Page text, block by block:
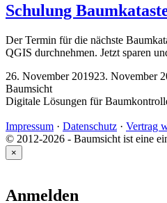
Schulung
Der Termin für die nächste
QGIS durchnehmen. Jetzt sparen
26. November 201923. November
Baumsicht
Digitale Lösungen für
Impressum · Datenschutz · Vertrag
© 2012-2026 - Baumsicht ist eine
×
Anmelden